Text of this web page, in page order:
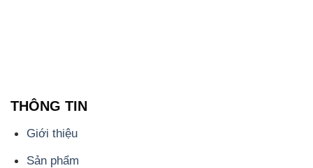
THÔNG TIN
Giới thiệu
Sản phẩm